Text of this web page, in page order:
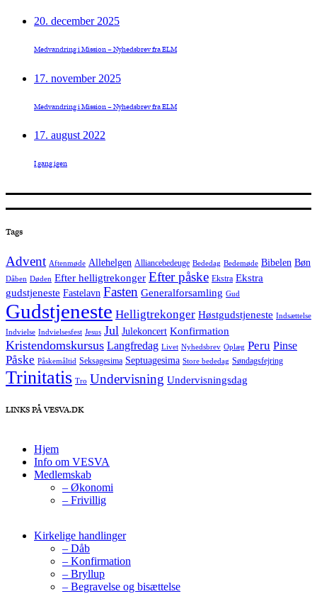
20. december 2025
Medvandring i Mission – Nyhedsbrev fra ELM
17. november 2025
Medvandring i Mission – Nyhedsbrev fra ELM
17. august 2022
I gang igen
Tags
Advent Aftenmøde Allehelgen Alliancebedeuge Bededag Bedemøde Bibelen Bøn
Dåben Døden Efter helligtrekonger Efter påske Ekstra Ekstra
gudstjeneste Fastelavn Fasten Generalforsamling Gud
Gudstjeneste Helligtrekonger Høstgudstjeneste Indsættelse
Indvielse Indvielsesfest Jesus Jul Julekoncert Konfirmation
Kristendomskursus Langfredag Livet Nyhedsbrev Oplæg Peru Pinse
Påske Påskemåltid Seksagesima Septuagesima Store bededag Søndagsfejring
Trinitatis Tro Undervisning Undervisningsdag
LINKS PÅ VESVA.DK
Hjem
Info om VESVA
Medlemskab
– Økonomi
– Frivillig
Kirkelige handlinger
– Dåb
– Konfirmation
– Bryllup
– Begravelse og bisættelse